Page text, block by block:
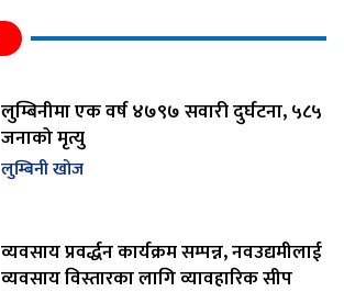
लुम्बिनीमा एक वर्ष ४७९७ सवारी दुर्घटना, ५८५
जनाको मृत्यु
लुम्बिनी खोज
व्यवसाय प्रवर्द्धन कार्यक्रम सम्पन्न, नवउद्यमीलाई
व्यवसाय विस्तारका लागि व्यावहारिक सीप